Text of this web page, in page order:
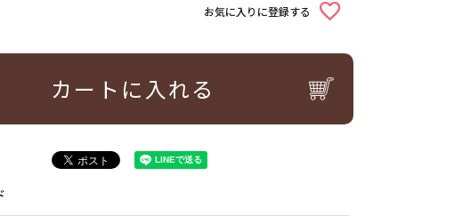
お気に入りに登録する
カートに入れる